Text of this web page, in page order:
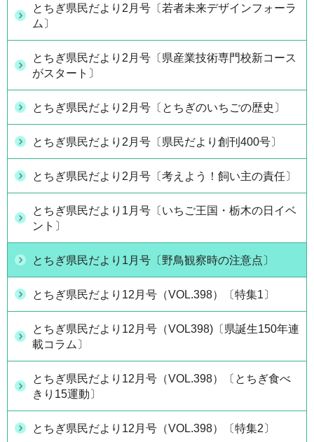
とちぎ県民だより2月号〔若者未来デザインフォーラ
ム〕
とちぎ県民だより2月号〔県産業技術専門校新コース
がスタート〕
とちぎ県民だより2月号〔とちぎのいちごの歴史〕
とちぎ県民だより2月号〔県民だより創刊400号〕
とちぎ県民だより2月号〔考えよう！飼い主の責任〕
とちぎ県民だより1月号〔いちご王国・栃木の日イベ
ント〕
とちぎ県民だより1月号〔野鳥観察時の注意点〕
とちぎ県民だより12月号（VOL.398）〔特集1〕
とちぎ県民だより12月号（VOL398)〔県誕生150年連
載コラム〕
とちぎ県民だより12月号（VOL.398）〔とちぎ食べ
きり15運動〕
とちぎ県民だより12月号（VOL.398）〔特集2〕